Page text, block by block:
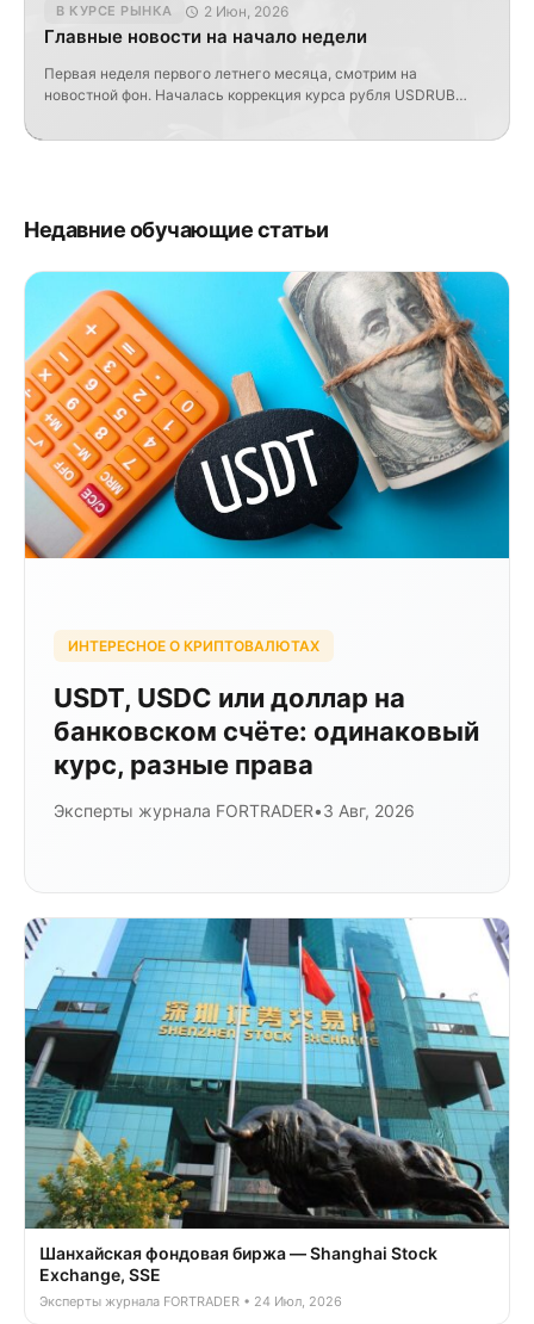
Аэрофлот: -1,9% Дальневосточное морское пароходство:
-15,1% Совкомфлот: -23,3% ПАО НКХП: -16,5% Новороссийский
В КУРСЕ РЫНКА 2 Июн, 2026
Главные новости на начало недели
Первая неделя первого летнего месяца, смотрим на
новостной фон. Началась коррекция курса рубля USDRUB
общая картина за квартал всё равно продолжает оставаться
Недавние обучающие статьи
ИНТЕРЕСНОЕ О КРИПТОВАЛЮТАХ
USDT, USDC или доллар на
банковском счёте: одинаковый
курс, разные права
Эксперты журнала FORTRADER•3 Авг, 2026
Шанхайская фондовая биржа — Shanghai Stock
Exchange, SSE
Эксперты журнала FORTRADER • 24 Июл, 2026